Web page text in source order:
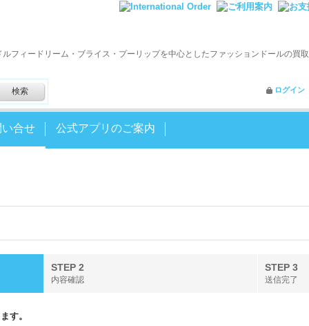
フィードリーム・ブライス・プーリップを中心としたファッションドールの買
ログイン
合せ 公式アプリのご案内
STEP 2
内容確認
STEP 3
送信完了
す。